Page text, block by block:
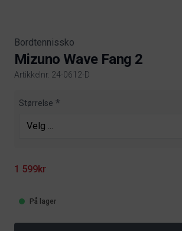
Bordtennissko
Mizuno Wave Fang 2
Artikkelnr. 24-0612-D
Product information
Størrelse
1 599kr
På lager